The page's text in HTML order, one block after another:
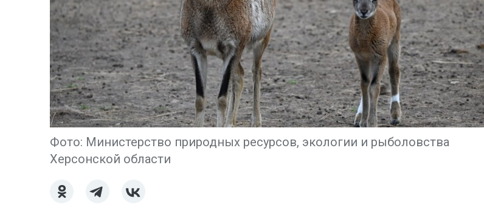
Фото: Министерство природных ресурсов, экологии и рыболовства
Херсонской области